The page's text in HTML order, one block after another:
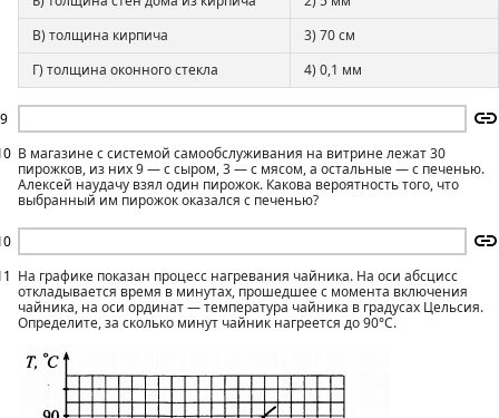
9
В) толщина кирпича
3) 70 см
Г) толщина оконного стекла
4) 0,1 мм
В магазине с системой самообслуживания на витрине лежат 30
пирожков, из них 9 — с сыром, 3 — с мясом, а остальные — с печенью.
Алексей наудачу взял один пирожок. Какова вероятность того, что
выбранный им пирожок оказался с печенью?
На графике показан процесс нагревания чайника. На оси абсцисс
откладывается время в минутах, прошедшее с момента включения
чайника, на оси ординат — температура чайника в градусах Цельсия.
Определите, за сколько минут чайник нагреется до 90°С.